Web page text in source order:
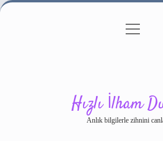
Gizlilik Politikası
menüyü
Hızlı İlham
Anlık bilgilerle zihnini